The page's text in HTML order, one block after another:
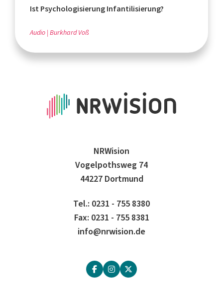
Ist Psychologisierung Infantilisierung?
Audio Burkhard Voß
NRWision
Vogelpothsweg 74
44227 Dortmund
Tel.: 0231 - 755 8380
Fax: 0231 - 755 8381
info@nrwision.de